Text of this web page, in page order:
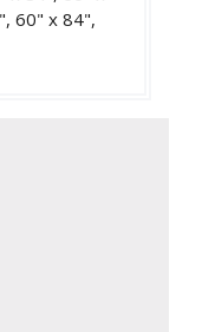
60" x 84",